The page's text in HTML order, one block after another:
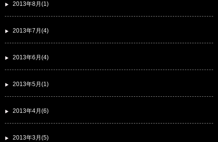
2013年8月(1)
2013年7月(4)
2013年6月(4)
2013年5月(1)
2013年4月(6)
2013年3月(5)